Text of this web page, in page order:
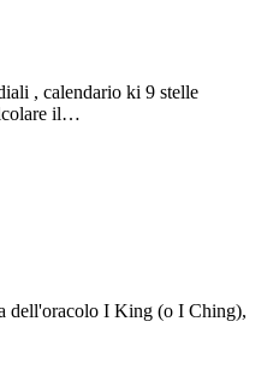
, calendario ki 9 stelle
il…
dell'oracolo I King (o I Ching),